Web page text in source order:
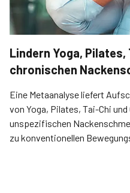
Lindern Yoga, Pilates,
chronischen
Eine Metaanalyse liefert
von Yoga, Pilates, Tai-Chi
unspezifischen
zu konventionellen